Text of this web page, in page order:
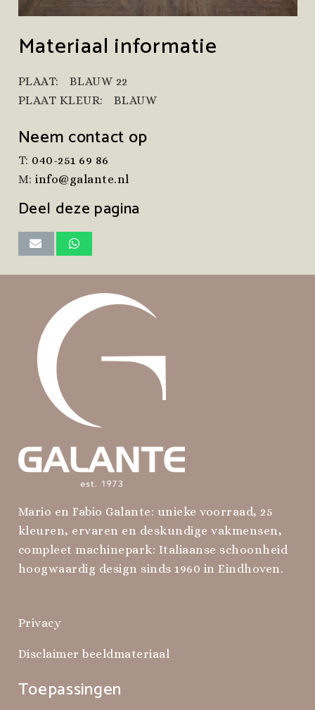
Materiaal informatie
PLAAT:
BLAUW 22
PLAAT KLEUR:
BLAUW
Neem contact op
T: 040-251 69 86
M:info@galante.nl
Deel deze pagina
Mario en Fabio Galante: unieke voorraad, 25
kleuren, ervaren en deskundige vakmensen,
compleet machinepark: Italiaanse schoonheid
hoogwaardig design sinds 1960 in Eindhoven.
Privacy
Disclaimer beeldmateriaal
Toepassingen